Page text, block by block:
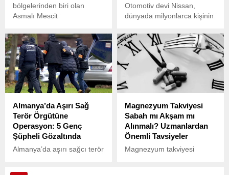
bölgelerinden biri olan
Asmalı Mescit
Caddesi’ndeki 5 katlı bir
binanın giriş katında yangın
çıktı.
Otomotiv devi Nissan,
dünyada milyonlarca kişinin
R’a veda ediyor.
Almanya’da Aşırı Sağ
Terör Örgütüne
Operasyon: 5 Genç
Şüpheli Gözaltında
Almanya’da aşırı sağcı terör
Magnezyum Takviyesi
Sabah mı Akşam mı
Alınmalı? Uzmanlardan
Önemli Tavsiyeler
Magnezyum takviyesi